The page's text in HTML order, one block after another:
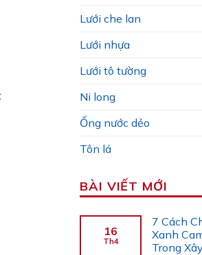
Lưới che lan
Lưới nhựa
Lưới tô tường
Ni long
Ống nước dẻo
Tôn lá
BÀI VIẾT MỚI
16
Th4
7 Cách
Xanh
Trong